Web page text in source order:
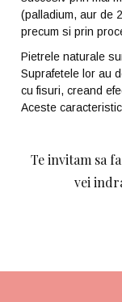
(palladium, aur de
precum si prin
Pietrele naturale
Suprafetele lor au
cu fisuri, creand
Aceste
Te invitam sa
vei